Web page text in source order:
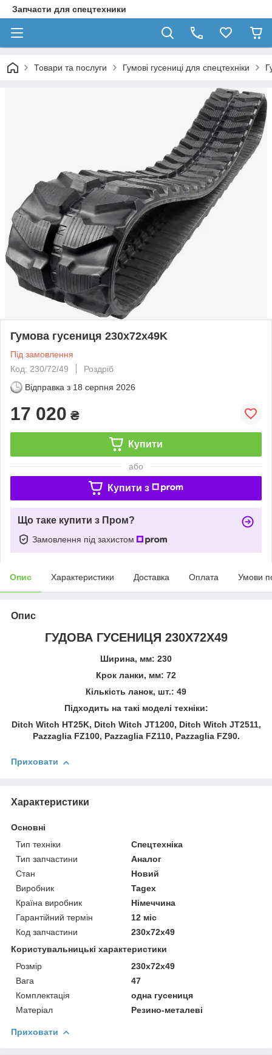
Запчасти для спецтехники
Товари та послуги Гумові гусениці для спецтехніки
Гумова гусениця 230x72x49K
Під замовлення
Код: 230/72/49
Роздріб
Відправка з 18 серпня 2026
17 020 ₴
Купити
або
Купити з
Що таке купити з Пром?
Замовлення під захистом
Опис Характеристики Доставка Оплата Умови
Опис
ГУДОВА ГУСЕНИЦЯ 230X72X49
Ширина, мм: 230
Крок ланки, мм: 72
Кількість ланок, шт.: 49
Підходить на такі моделі техніки:
Ditch Witch HT25K, Ditch Witch JT1200, Ditch Witch JT2511,
Pazzaglia FZ100, Pazzaglia FZ110, Pazzaglia FZ90.
Приховати
Характеристики
Основні
Тип техніки
Спецтехніка
Тип запчастини
Аналог
Стан
Новий
Виробник
Tagex
Країна виробник
Німеччина
Гарантійний термін
12 міс
Код запчастини
230x72x49
Користувальницькі характеристики
Розмір
230x72x49
Вага
47
Комплектація
одна гусениця
Матеріал
Резино-металеві
Приховати